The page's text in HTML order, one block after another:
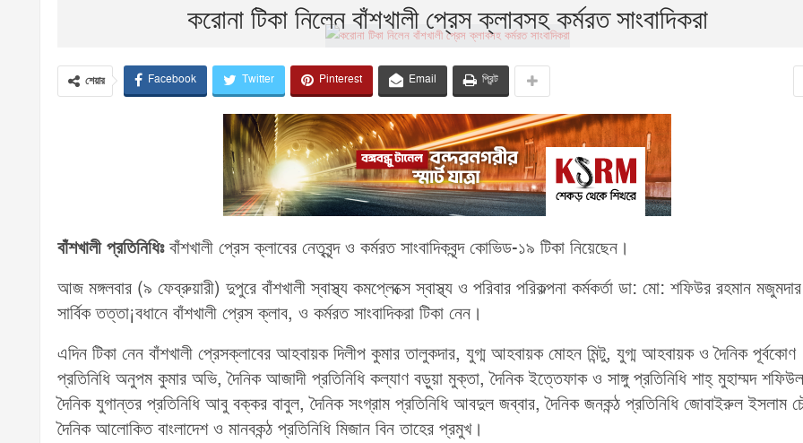
করোনা টিকা নিলেন বাঁশখালী প্রেস ক্লাবসহ কর্মরত সাংবাদিকরা
শেয়ার Facebook Twitter Pinterest Email প্রিন্ট
বাঁশখালী প্রতিনিধিঃবাঁশখালী প্রেস ক্লাবের নেতৃবৃন্দ ও কর্মরত সাংবাদিকবৃন্দ কোভিড-১৯ টিকা নিয়েছেন।
আজ মঙ্গলবার (৯ ফেব্রুয়ারী) দুপুরে বাঁশখালী স্বাস্থ্য কমপ্লেক্সে স্বাস্থ্য ও পরিবার পরিকল্পনা কর্মকর্তা ডা: মো: শফিউর রহমান
সার্বিক তত্তা¡বধানে বাঁশখালী প্রেস ক্লাব, ও কর্মরত সাংবাদিকরা টিকা নেন।
এদিন টিকা নেন বাঁশখালী প্রেসক্লাবের আহবায়ক দিলীপ কুমার তালুকদার, যুগ্ম আহবায়ক মোহন মিন্টু, যুগ্ম আহবায়ক ও দৈনিক পূর্বকোণ
প্রতিনিধি অনুপম কুমার অভি, দৈনিক আজাদী প্রতিনিধি কল্যাণ বড়ুয়া মুক্তা, দৈনিক ইত্তেফাক ও সাঙ্গু প্রতিনিধি শাহ্ মুহাম্মদ
দৈনিক যুগান্তর প্রতিনিধি আবু বক্কর বাবুল, দৈনিক সংগ্রাম প্রতিনিধি আবদুল জব্বার, দৈনিক জনকন্ঠ প্রতিনিধি জোবাইরুল ইসলাম
দৈনিক আলোকিত বাংলাদেশ ও মানবকন্ঠ প্রতিনিধি মিজান বিন তাহের প্রমুখ।